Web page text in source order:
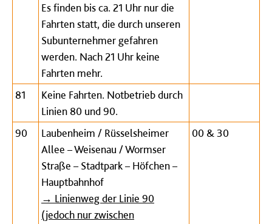
Es finden bis ca. 21 Uhr nur die
Fahrten statt, die durch unseren
Subunternehmer gefahren
werden. Nach 21 Uhr keine
Fahrten mehr.
81
Keine Fahrten. Notbetrieb durch
Linien 80 und 90.
90
Laubenheim / Rüsselsheimer
Allee – Weisenau / Wormser
Straße – Stadtpark – Höfchen –
Hauptbahnhof
→ Linienweg der Linie 90
(jedoch nur zwischen
00 & 30